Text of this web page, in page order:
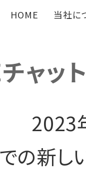
HOME 当社に
ャッ
2023
の新し